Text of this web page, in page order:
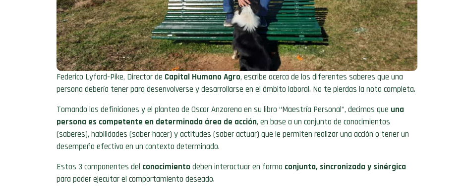
Federico Lyford-Pike, Director de Capital Humano Agro, escribe acerca de los diferentes saberes que una
persona debería tener para desenvolverse y desarrollarse en el ámbito laboral. No te pierdas la nota completa.
Tomando las definiciones y el planteo de Oscar Anzorena en su libro “Maestría Personal”, decimos que una
persona es competente en determinada área de acción, en base a un conjunto de conocimientos
(saberes), habilidades (saber hacer) y actitudes (saber actuar) que le permiten realizar una acción o tener un
desempeño efectivo en un contexto determinado.
Estos 3 componentes del conocimientodeben interactuar en forma conjunta, sincronizada y sinérgica
para poder ejecutar el comportamiento deseado.